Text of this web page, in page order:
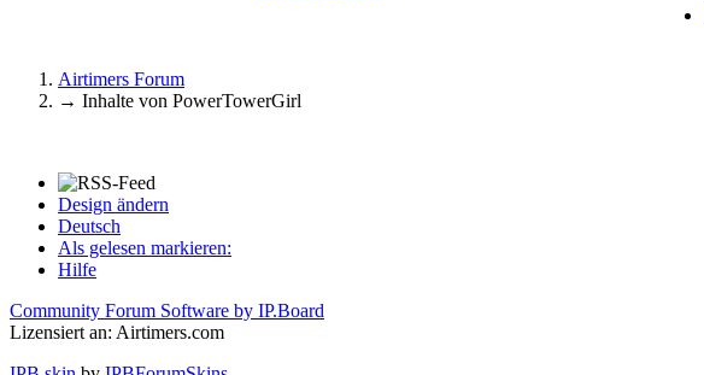
Airtimers Forum
→ Inhalte von PowerTowerGirl
Design ändern
Deutsch
Als gelesen markieren:
Hilfe
Community Forum Software by IP.Board
Lizensiert an: Airtimers.com